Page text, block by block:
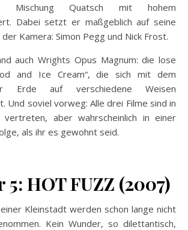
Mischung Quatsch mit hohem
Dabei setzt er maßgeblich auf seine
Kamera: Simon Pegg und Nick Frost.
auch Wrights Opus Magnum: die lose
and Ice Cream“, die sich mit dem
Erde auf verschiedene Weisen
Und soviel vorweg: Alle drei Filme sind in
vertreten, aber wahrscheinlich in einer
als ihr es gewohnt seid.
HOT FUZZ (2007)
Kleinstadt werden schon lange nicht
Kein Wunder, so dilettantisch,